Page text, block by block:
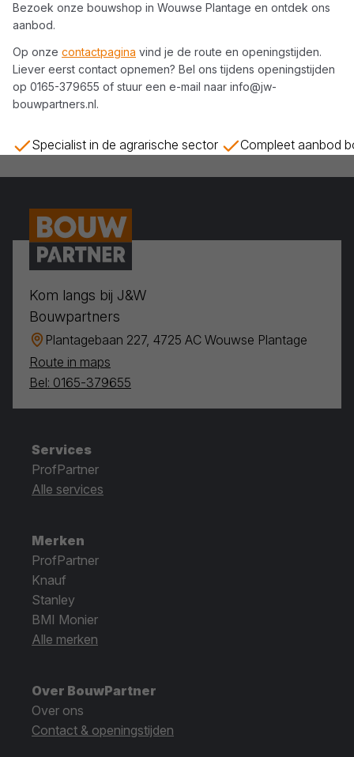
Bezoek onze bouwshop in Wouwse Plantage en ontdek ons
aanbod.
Op onze contactpagina vind je de route en openingstijden.
Liever eerst contact opnemen? Bel ons tijdens openingstijden
op 0165-379655 of stuur een e-mail naar info@jw-
bouwpartners.nl.
Specialist in de agrarische sector Compleet aanbod
Kom langs bij J&W
Bouwpartners
Plantagebaan 227, 4725 AC Wouwse Plantage
Route in maps
Bel: 0165-379655
Services
ProfPartner
Alle services
Merken
ProfPartner
Knauf
Stanley
BMI Monier
Alle merken
Over BouwPartner
Over ons
Contact & openingstijden